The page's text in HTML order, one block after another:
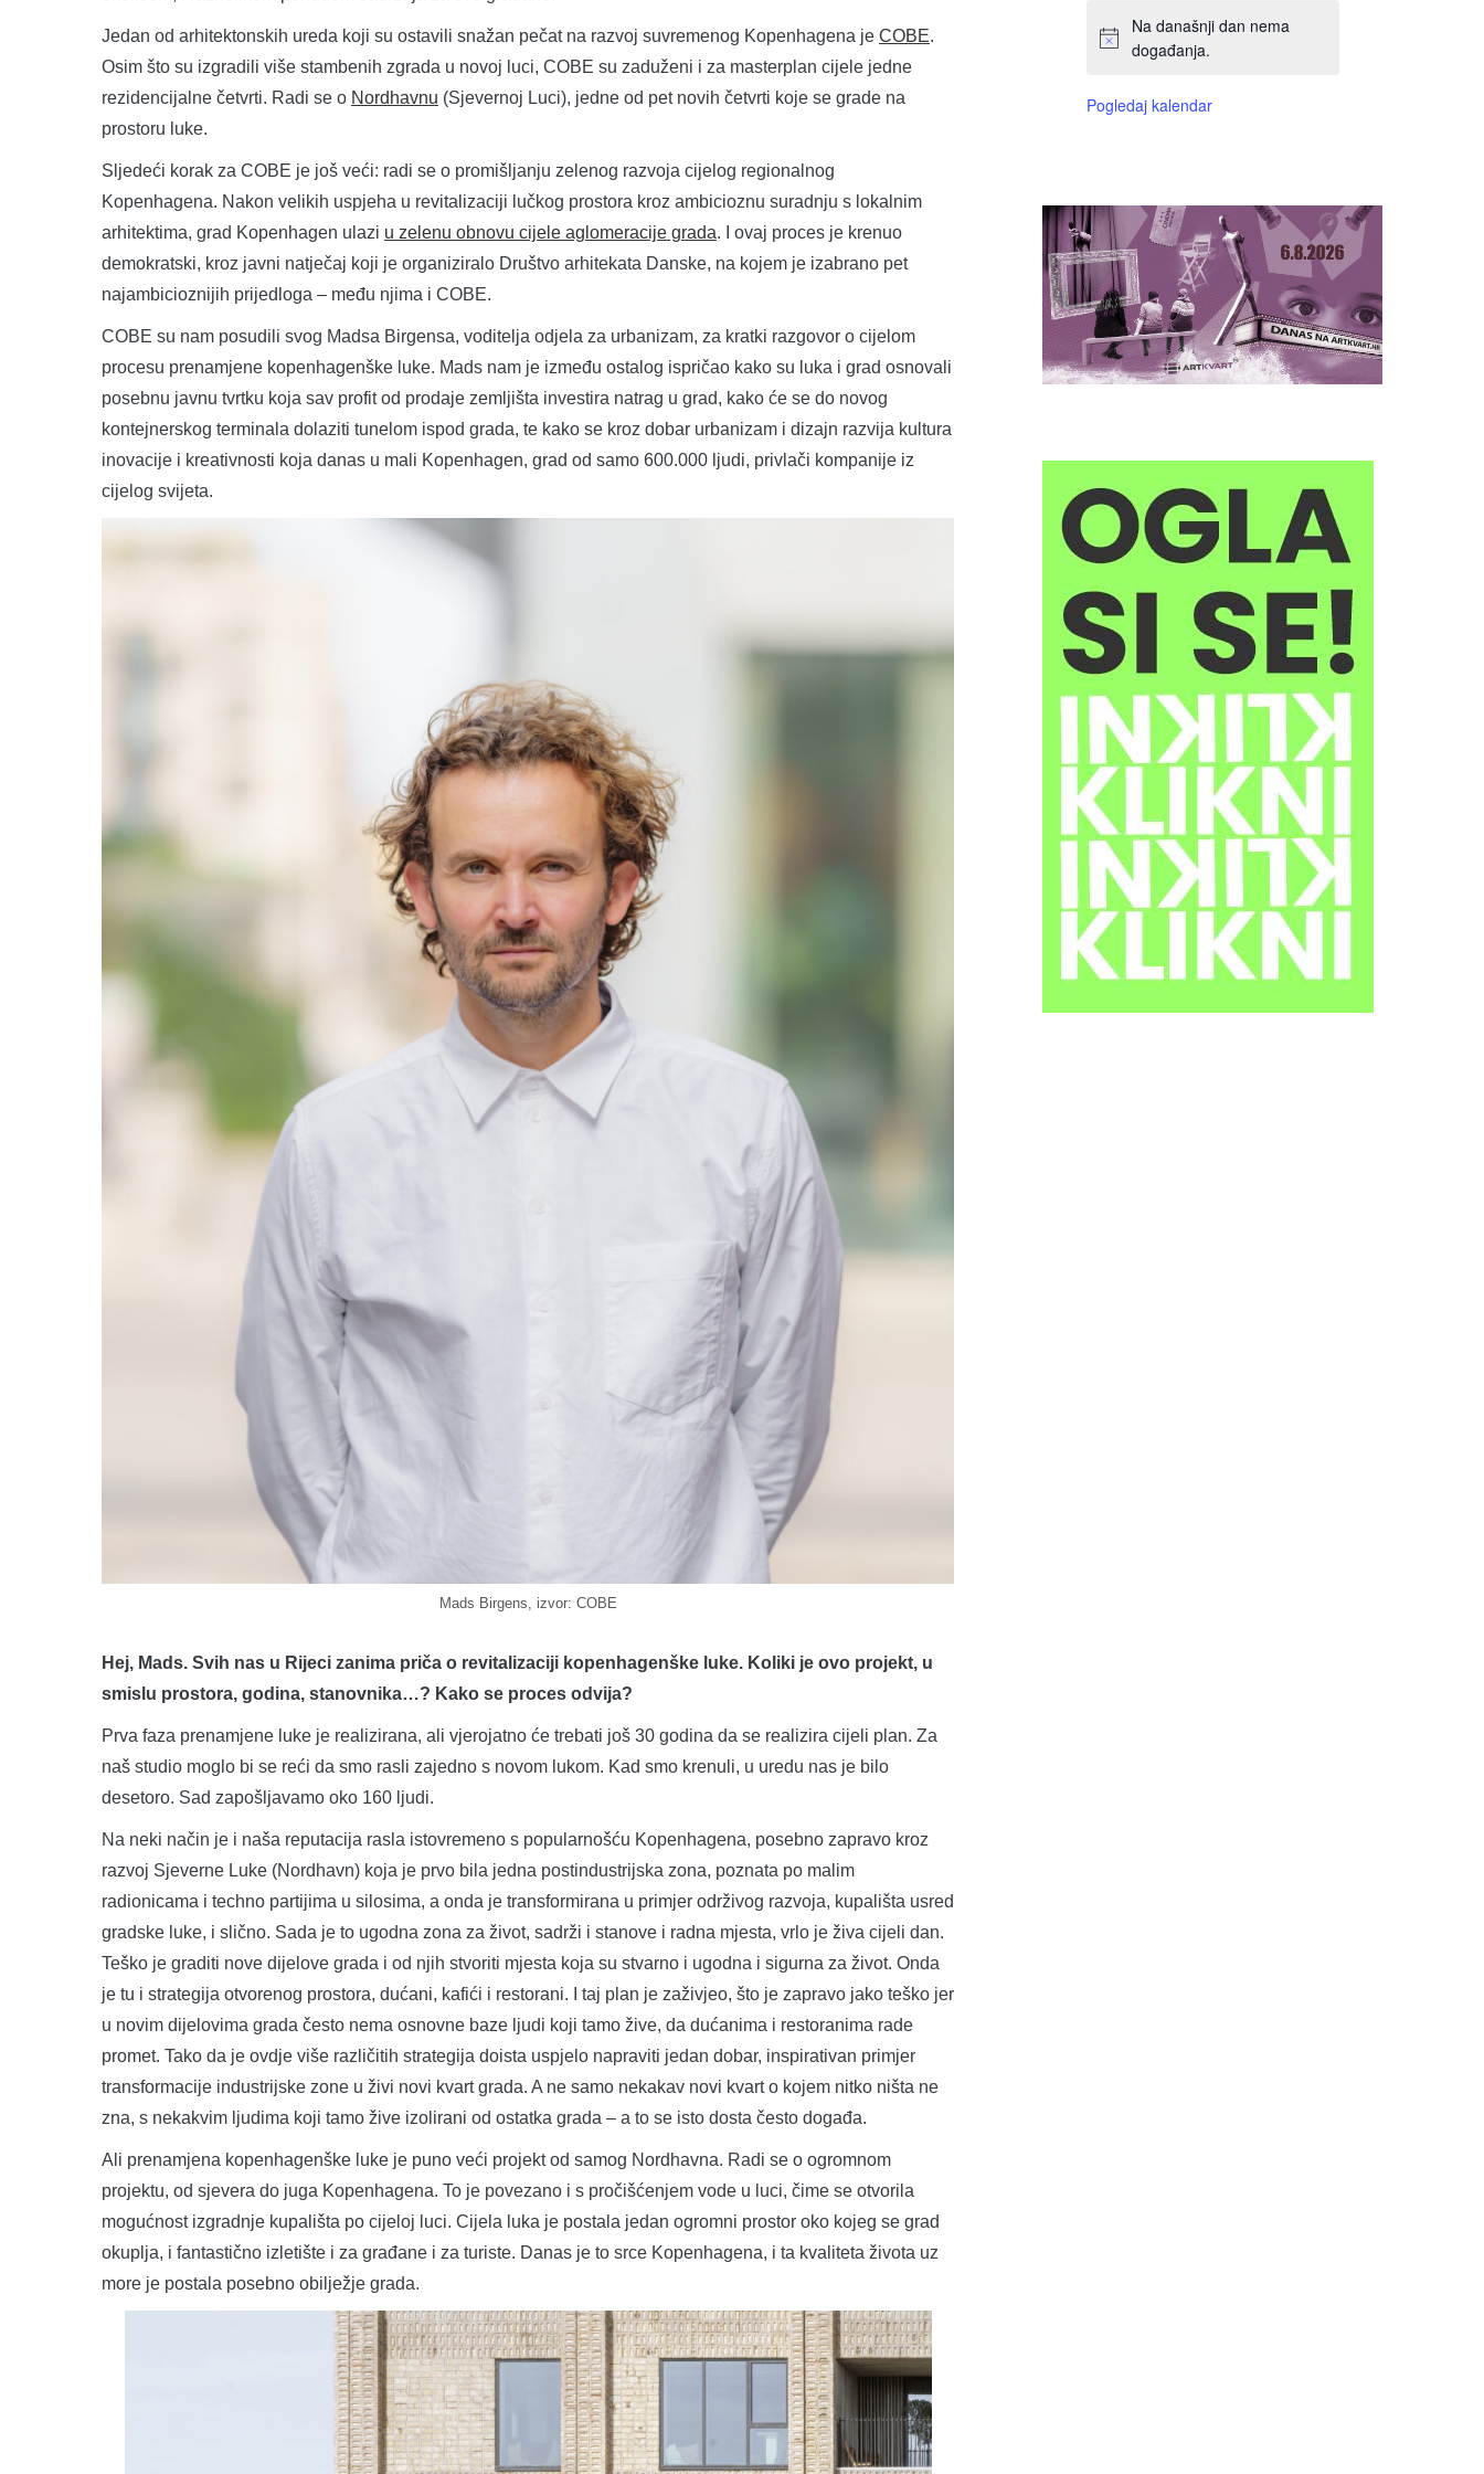
Jedan od arhitektonskih ureda koji su ostavili snažan pečat na razvoj suvremenog Kopenhagena je COBE.
Osim što su izgradili više stambenih zgrada u novoj luci, COBE su zaduženi i za masterplan cijele jedne
rezidencijalne četvrti. Radi se o Nordhavnu (Sjevernoj Luci), jedne od pet novih četvrti koje se grade na
prostoru luke.
Sljedeći korak za COBE je još veći: radi se o promišljanju zelenog razvoja cijelog regionalnog
Kopenhagena. Nakon velikih uspjeha u revitalizaciji lučkog prostora kroz ambicioznu suradnju s lokalnim
arhitektima, grad Kopenhagen ulazi u zelenu obnovu cijele aglomeracije grada. I ovaj proces je krenuo
demokratski, kroz javni natječaj koji je organiziralo Društvo arhitekata Danske, na kojem je izabrano pet
najambicioznijih prijedloga – među njima i COBE.
COBE su nam posudili svog Madsa Birgensa, voditelja odjela za urbanizam, za kratki razgovor o cijelom
procesu prenamjene kopenhagenške luke. Mads nam je između ostalog ispričao kako su luka i grad osnovali
posebnu javnu tvrtku koja sav profit od prodaje zemljišta investira natrag u grad, kako će se do novog
kontejnerskog terminala dolaziti tunelom ispod grada, te kako se kroz dobar urbanizam i dizajn razvija kultura
inovacije i kreativnosti koja danas u mali Kopenhagen, grad od samo 600.000 ljudi, privlači kompanije iz
cijelog svijeta.
Mads Birgens, izvor: COBE
Hej, Mads. Svih nas u Rijeci zanima priča o revitalizaciji kopenhagenške luke. Koliki je ovo projekt, u
smislu prostora, godina, stanovnika…? Kako se proces odvija?
Prva faza prenamjene luke je realizirana, ali vjerojatno će trebati još 30 godina da se realizira cijeli plan. Za
naš studio moglo bi se reći da smo rasli zajedno s novom lukom. Kad smo krenuli, u uredu nas je bilo
desetoro. Sad zapošljavamo oko 160 ljudi.
Na neki način je i naša reputacija rasla istovremeno s popularnošću Kopenhagena, posebno zapravo kroz
razvoj Sjeverne Luke (Nordhavn) koja je prvo bila jedna postindustrijska zona, poznata po malim
radionicama i techno partijima u silosima, a onda je transformirana u primjer održivog razvoja, kupališta usred
gradske luke, i slično. Sada je to ugodna zona za život, sadrži i stanove i radna mjesta, vrlo je živa cijeli dan.
Teško je graditi nove dijelove grada i od njih stvoriti mjesta koja su stvarno i ugodna i sigurna za život. Onda
je tu i strategija otvorenog prostora, dućani, kafići i restorani. I taj plan je zaživjeo, što je zapravo jako teško jer
u novim dijelovima grada često nema osnovne baze ljudi koji tamo žive, da dućanima i restoranima rade
promet. Tako da je ovdje više različitih strategija doista uspjelo napraviti jedan dobar, inspirativan primjer
transformacije industrijske zone u živi novi kvart grada. A ne samo nekakav novi kvart o kojem nitko ništa ne
zna, s nekakvim ljudima koji tamo žive izolirani od ostatka grada – a to se isto dosta često događa.
Ali prenamjena kopenhagenške luke je puno veći projekt od samog Nordhavna. Radi se o ogromnom
projektu, od sjevera do juga Kopenhagena. To je povezano i s pročišćenjem vode u luci, čime se otvorila
mogućnost izgradnje kupališta po cijeloj luci. Cijela luka je postala jedan ogromni prostor oko kojeg se grad
okuplja, i fantastično izletište i za građane i za turiste. Danas je to srce Kopenhagena, i ta kvaliteta života uz
more je postala posebno obilježje grada.
Na današnji dan nema
događanja.
Pogledaj kalendar